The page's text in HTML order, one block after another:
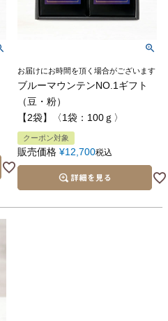
お届けにお時間を頂く場合がございます
ブルーマウンテンNO.1ギフト
（豆・粉）
【2袋】〈1袋：100ｇ〉
クーポン対象
販売価格 ¥12,700税込